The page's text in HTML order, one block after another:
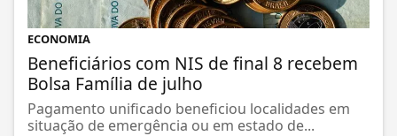
ECONOMIA
Beneficiários com NIS de final 8 recebem
Bolsa Família de julho
Pagamento unificado beneficiou localidades em
situação de emergência ou em estado de...